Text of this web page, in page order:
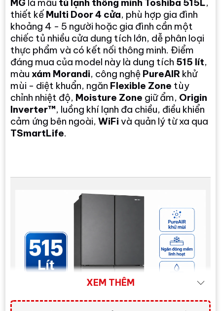
thiết kế Multi Door 4 cửa, phù hợp gia đình
khoảng 4 - 5 người hoặc gia đình cần một
chiếc tủ nhiều cửa dung tích lớn, dễ phân loại
thực phẩm và có kết nối thông minh. Điểm
đáng mua của model này là dung tích 515 lít,
màu xám Morandi, công nghệ PureAIR khử
mùi - diệt khuẩn, ngăn Flexible Zone tùy
chỉnh nhiệt độ, Moisture Zone giữ ẩm, Origin
Inverter™, luồng khí lạnh đa chiều, điều khiển
cảm ứng bên ngoài,WiFi và quản lý từ xa qua
TSmartLife.
XEM THÊM